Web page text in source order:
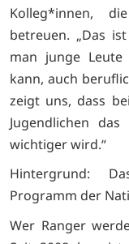
Kolleg*innen,
betreuen. „Das
man junge
kann, auch
zeigt uns, dass
Jugendlichen
wichtiger wird.“
Hintergrund:
Programm der
Wer Ranger